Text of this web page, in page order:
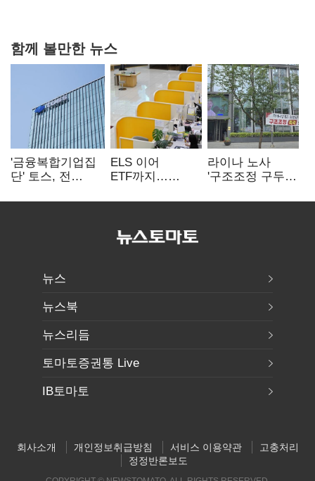
함께 볼만한 뉴스
'금융복합기업집
단' 토스, 전
표준화
ELS 이어
ETF까지…
제동 걸린 은행
라이나 노사
'구조조정 구두
뉴스
뉴스북
뉴스리듬
토마토증권통 Live
IB토마토
회사소개 개인정보취급방침 서비스 이용약관
고충처리
정정반론보도